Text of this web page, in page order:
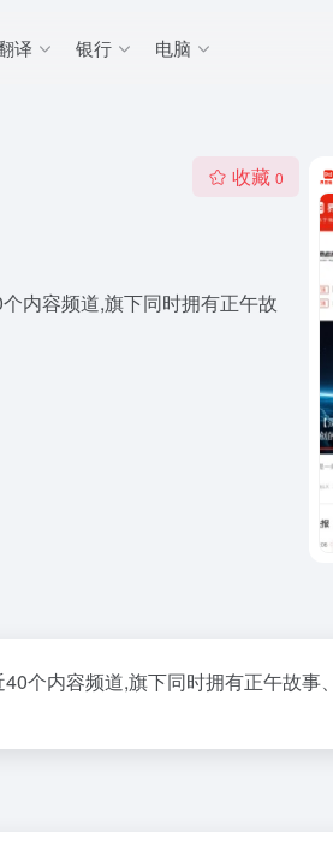
译 银行 电脑
收藏 0
内容频道,旗下同时拥有正午故
个内容频道,旗下同时拥有正午故